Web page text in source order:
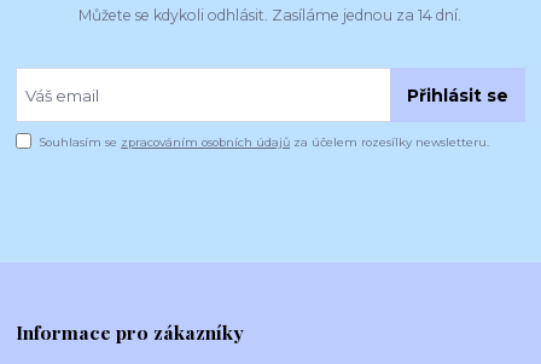
Můžete se kdykoli odhlásit. Zasíláme jednou za 14 dní.
Přihlásit se
Souhlasím se zpracováním osobních údajů za účelem rozesílky newsletteru.
Informace pro zákazníky